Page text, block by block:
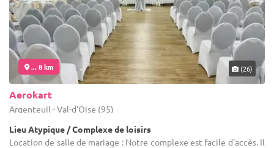
... 8 km (26)
Aerokart
Argenteuil - Val-d'Oise (95)
Lieu Atypique / Complexe de loisirs
Location de salle de mariage : Notre complexe est facile d'accès. Il